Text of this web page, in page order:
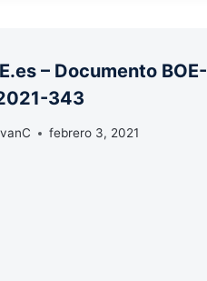
– Documento BOE-
343
febrero 3, 2021